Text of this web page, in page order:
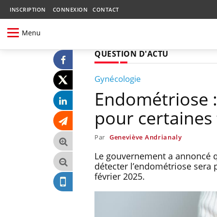
INSCRIPTION CONNEXION CONTACT
Menu
QUESTION D'ACTU
Gynécologie
Endométriose
pour certaines
Par Geneviève Andrianaly
Le gouvernement a annoncé
détecter l’endométriose
février 2025.